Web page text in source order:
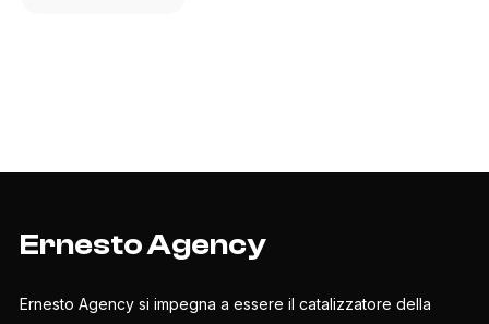
Ernesto Agency
Ernesto Agency si impegna a essere il catalizzatore della